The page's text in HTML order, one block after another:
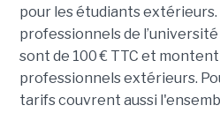
pour les étudiants extérieurs.
professionnels de
sont de 100 € TTC et
professionnels extérieurs.
tarifs couvrent aussi